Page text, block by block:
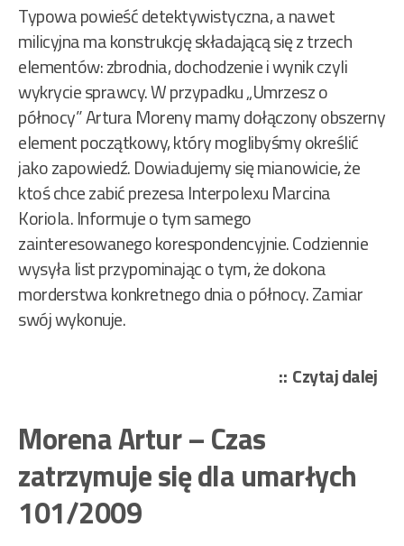
Typowa powieść detektywistyczna, a nawet
milicyjna ma konstrukcję składającą się z trzech
elementów: zbrodnia, dochodzenie i wynik czyli
wykrycie sprawcy. W przypadku „Umrzesz o
północy” Artura Moreny mamy dołączony obszerny
element początkowy, który moglibyśmy określić
jako zapowiedź. Dowiadujemy się mianowicie, że
ktoś chce zabić prezesa Interpolexu Marcina
Koriola. Informuje o tym samego
zainteresowanego korespondencyjnie. Codziennie
wysyła list przypominając o tym, że dokona
morderstwa konkretnego dnia o północy. Zamiar
swój wykonuje.
Czytaj dalej
Morena Artur – Czas
zatrzymuje się dla umarłych
101/2009